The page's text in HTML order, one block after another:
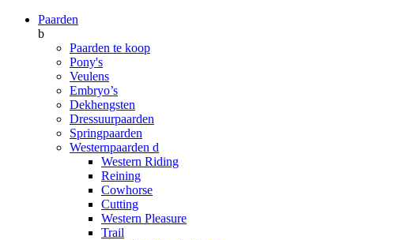
Paarden
b
Paarden te koop
Pony's
Veulens
Embryo’s
Dekhengsten
Dressuurpaarden
Springpaarden
Westernpaarden d
Western Riding
Reining
Cowhorse
Cutting
Western Pleasure
Trail